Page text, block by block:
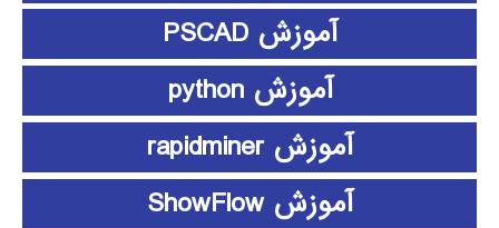
آموزش PSCAD
آموزش python
آموزش rapidminer
آموزش ShowFlow